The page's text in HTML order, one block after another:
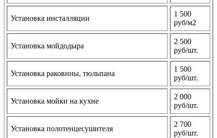
Установка инсталляции
1 500
руб/м2
Установка мойдодыра
2 500
руб/шт.
Установка раковины, тюльпана
1 500
руб/шт.
Установка мойки на кухне
2 000
руб/шт.
Установка полотенцесушителя
2 700
руб/шт.